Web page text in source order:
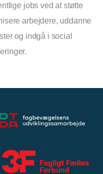
jobs ved at støtte
arbejdere, uddanne
og indgå i social